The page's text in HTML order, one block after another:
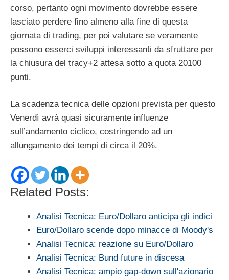
corso, pertanto ogni movimento dovrebbe essere
lasciato perdere fino almeno alla fine di questa
giornata di trading, per poi valutare se veramente
possono esserci sviluppi interessanti da sfruttare per
la chiusura del tracy+2 attesa sotto a quota 20100
punti.
La scadenza tecnica delle opzioni prevista per questo
Venerdì avrà quasi sicuramente influenze
sull’andamento ciclico, costringendo ad un
allungamento dei tempi di circa il 20%.
Related Posts:
Analisi Tecnica: Euro/Dollaro anticipa gli indici
Euro/Dollaro scende dopo minacce di Moody's
Analisi Tecnica: reazione su Euro/Dollaro
Analisi Tecnica: Bund future in discesa
Analisi Tecnica: ampio gap-down sull'azionario